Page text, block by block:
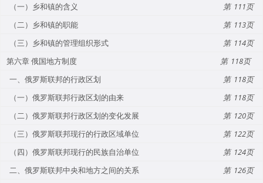
（一）乡和镇的含义
111
（二）乡和镇的职能
113
（三）乡和镇的管理组织形式
114
第六章 俄国地方制度
118
一、俄罗斯联邦的行政区划
118
（一）俄罗斯联邦行政区划的由来
118
（二）俄罗斯联邦行政区划的变化发展
120
（三）俄罗斯联邦现行的行政区域单位
122
（四）俄罗斯联邦现行的民族自治单位
124
二、俄罗斯联邦中央和地方之间的关系
126